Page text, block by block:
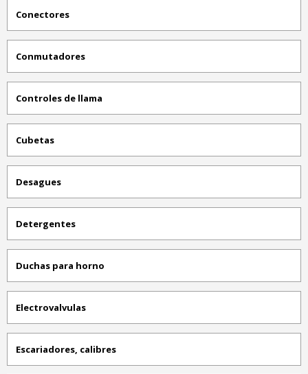
Conectores
Conmutadores
Controles de llama
Cubetas
Desagues
Detergentes
Duchas para horno
Electrovalvulas
Escariadores, calibres